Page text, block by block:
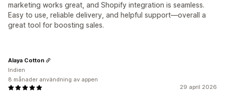
marketing works great, and Shopify integration is seamless.
Easy to use, reliable delivery, and helpful support—overall a
great tool for boosting sales.
29 april 2026
Alaya Cotton
Indien
8 månader användning av appen